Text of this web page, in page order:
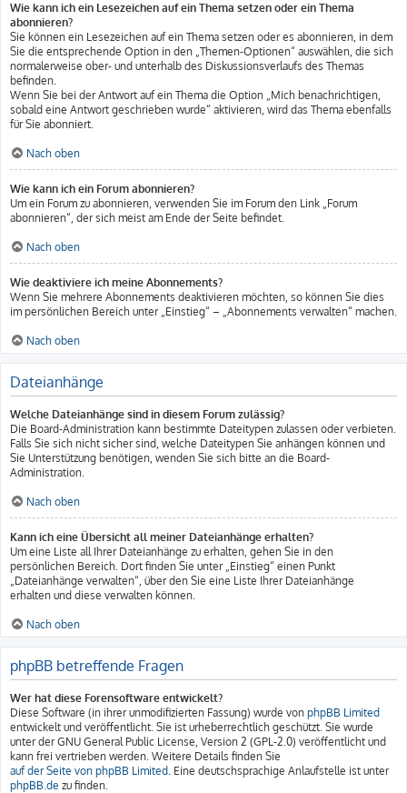
Wie kann ich ein Lesezeichen auf ein Thema setzen oder ein Thema
abonnieren?
Sie können ein Lesezeichen auf ein Thema setzen oder es abonnieren, in dem
Sie die entsprechende Option in den „Themen-Optionen“ auswählen, die sich
normalerweise ober- und unterhalb des Diskussionsverlaufs des Themas
befinden.
Wenn Sie bei der Antwort auf ein Thema die Option „Mich benachrichtigen,
sobald eine Antwort geschrieben wurde“ aktivieren, wird das Thema ebenfalls
für Sie abonniert.
Nach oben
Wie kann ich ein Forum abonnieren?
Um ein Forum zu abonnieren, verwenden Sie im Forum den Link „Forum
abonnieren“, der sich meist am Ende der Seite befindet.
Nach oben
Wie deaktiviere ich meine Abonnements?
Wenn Sie mehrere Abonnements deaktivieren möchten, so können Sie dies
im persönlichen Bereich unter „Einstieg“ – „Abonnements verwalten“ machen.
Nach oben
Dateianhänge
Welche Dateianhänge sind in diesem Forum zulässig?
Die Board-Administration kann bestimmte Dateitypen zulassen oder verbieten.
Falls Sie sich nicht sicher sind, welche Dateitypen Sie anhängen können und
Sie Unterstützung benötigen, wenden Sie sich bitte an die Board-
Administration.
Nach oben
Kann ich eine Übersicht all meiner Dateianhänge erhalten?
Um eine Liste all Ihrer Dateianhänge zu erhalten, gehen Sie in den
persönlichen Bereich. Dort finden Sie unter „Einstieg“ einen Punkt
„Dateianhänge verwalten“, über den Sie eine Liste Ihrer Dateianhänge
erhalten und diese verwalten können.
Nach oben
phpBB betreffende Fragen
Wer hat diese Forensoftware entwickelt?
Diese Software (in ihrer unmodifizierten Fassung) wurde von phpBB Limited
entwickelt und veröffentlicht. Sie ist urheberrechtlich geschützt. Sie wurde
unter der GNU General Public License, Version 2 (GPL-2.0) veröffentlicht und
kann frei vertrieben werden. Weitere Details finden Sie
auf der Seite von phpBB Limited. Eine deutschsprachige Anlaufstelle ist unter
phpBB.de zu finden.